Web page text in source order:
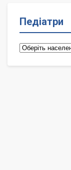
Педіатри
Педіатри